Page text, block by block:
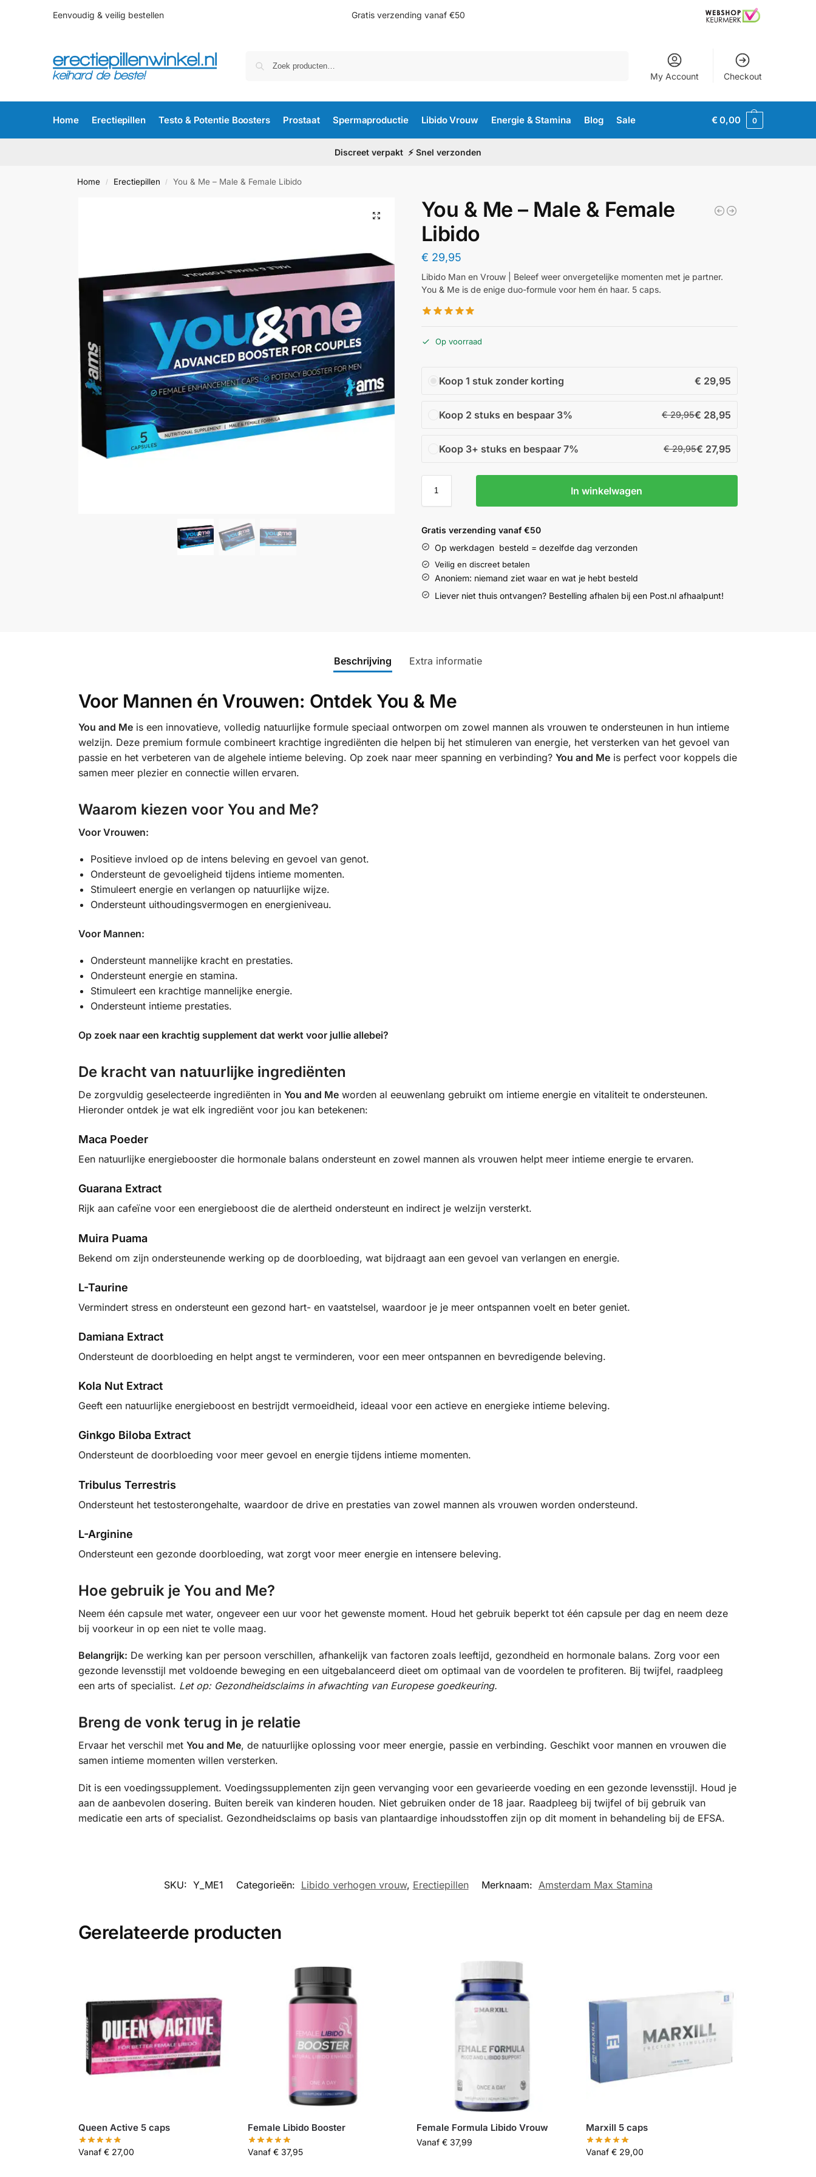
Eenvoudig & veilig bestellen Gratis verzending vanaf €50
My Account Checkout
Home Erectiepillen Testo & Potentie Boosters Prostaat Spermaproductie Libido Vrouw Energie & Stamina Blog Sale €0,00 0
Discreet verpakt ⚡ Snel verzonden
Home / Erectiepillen / You & Me – Male & Female Libido
You & Me – Male & Female
Libido
€ 29,95
Libido Man en Vrouw | Beleef weer onvergetelijke momenten met je partner.
You & Me is de enige duo-formule voor hem én haar. 5 caps.
Op voorraad
Koop 1 stuk zonder korting € 29,95
Koop 2 stuks en bespaar 3% €29,95€ 28,95
Koop 3+ stuks en bespaar 7% €29,95€ 27,95
In winkelwagen
Gratis verzending vanaf €50
Op werkdagen besteld = dezelfde dag verzonden
Veilig en discreet betalen
Anoniem: niemand ziet waar en wat je hebt besteld
Liever niet thuis ontvangen? Bestelling afhalen bij een Post.nl afhaalpunt!
Beschrijving Extra informatie
Voor Mannen én Vrouwen: Ontdek You & Me
You and Meis een innovatieve, volledig natuurlijke formule speciaal ontworpen om zowel mannen als vrouwen te ondersteunen in hun intieme
welzijn. Deze premium formule combineert krachtige ingrediënten die helpen bij het stimuleren van energie, het versterken van het gevoel van
passie en het verbeteren van de algehele intieme beleving. Op zoek naar meer spanning en verbinding? You and Meis perfect voor koppels die
samen meer plezier en connectie willen ervaren.
Waarom kiezen voor You and Me?
Voor Vrouwen:
Positieve invloed op de intens beleving en gevoel van genot.
Ondersteunt de gevoeligheid tijdens intieme momenten.
Stimuleert energie en verlangen op natuurlijke wijze.
Ondersteunt uithoudingsvermogen en energieniveau.
Voor Mannen:
Ondersteunt mannelijke kracht en prestaties.
Ondersteunt energie en stamina.
Stimuleert een krachtige mannelijke energie.
Ondersteunt intieme prestaties.
Op zoek naar een krachtig supplement dat werkt voor jullie allebei?
De kracht van natuurlijke ingrediënten
De zorgvuldig geselecteerde ingrediënten in You and Meworden al eeuwenlang gebruikt om intieme energie en vitaliteit te ondersteunen.
Hieronder ontdek je wat elk ingrediënt voor jou kan betekenen:
Maca Poeder
Een natuurlijke energiebooster die hormonale balans ondersteunt en zowel mannen als vrouwen helpt meer intieme energie te ervaren.
Guarana Extract
Rijk aan cafeïne voor een energieboost die de alertheid ondersteunt en indirect je welzijn versterkt.
Muira Puama
Bekend om zijn ondersteunende werking op de doorbloeding, wat bijdraagt aan een gevoel van verlangen en energie.
L-Taurine
Vermindert stress en ondersteunt een gezond hart- en vaatstelsel, waardoor je je meer ontspannen voelt en beter geniet.
Damiana Extract
Ondersteunt de doorbloeding en helpt angst te verminderen, voor een meer ontspannen en bevredigende beleving.
Kola Nut Extract
Geeft een natuurlijke energieboost en bestrijdt vermoeidheid, ideaal voor een actieve en energieke intieme beleving.
Ginkgo Biloba Extract
Ondersteunt de doorbloeding voor meer gevoel en energie tijdens intieme momenten.
Tribulus Terrestris
Ondersteunt het testosterongehalte, waardoor de drive en prestaties van zowel mannen als vrouwen worden ondersteund.
L-Arginine
Ondersteunt een gezonde doorbloeding, wat zorgt voor meer energie en intensere beleving.
Hoe gebruik je You and Me?
Neem één capsule met water, ongeveer een uur voor het gewenste moment. Houd het gebruik beperkt tot één capsule per dag en neem deze
bij voorkeur in op een niet te volle maag.
Belangrijk: De werking kan per persoon verschillen, afhankelijk van factoren zoals leeftijd, gezondheid en hormonale balans. Zorg voor een
gezonde levensstijl met voldoende beweging en een uitgebalanceerd dieet om optimaal van de voordelen te profiteren. Bij twijfel, raadpleeg
een arts of specialist. Let op: Gezondheidsclaims in afwachting van Europese goedkeuring.
Breng de vonk terug in je relatie
Ervaar het verschil met You and Me, de natuurlijke oplossing voor meer energie, passie en verbinding. Geschikt voor mannen en vrouwen die
samen intieme momenten willen versterken.
Dit is een voedingssupplement. Voedingssupplementen zijn geen vervanging voor een gevarieerde voeding en een gezonde levensstijl. Houd je
aan de aanbevolen dosering. Buiten bereik van kinderen houden. Niet gebruiken onder de 18 jaar. Raadpleeg bij twijfel of bij gebruik van
medicatie een arts of specialist. Gezondheidsclaims op basis van plantaardige inhoudsstoffen zijn op dit moment in behandeling bij de EFSA.
SKU: Y_ME1 Categorieën: Libido verhogen vrouw, Erectiepillen Merknaam: Amsterdam Max Stamina
Gerelateerde producten
Queen Active 5 caps
Vanaf €27,00
Female Libido Booster
Vanaf €37,95
Female Formula Libido Vrouw
Vanaf€ 37,99
Marxill 5 caps
Vanaf€ 29,00